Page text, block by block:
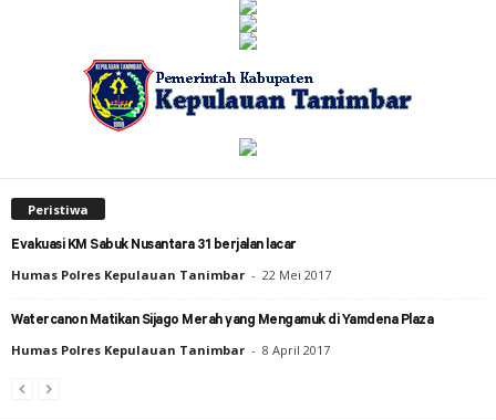
Peristiwa
Evakuasi KM Sabuk Nusantara 31 berjalan lacar
Humas Polres Kepulauan Tanimbar - 22 Mei 2017
Watercanon Matikan Sijago Merah yang Mengamuk di Yamdena Plaza
Humas Polres Kepulauan Tanimbar - 8 April 2017